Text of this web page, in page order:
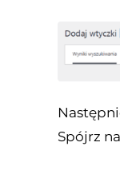
Spójrz